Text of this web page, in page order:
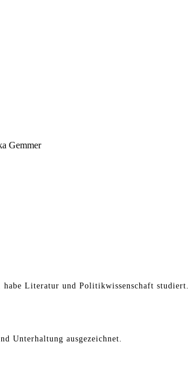
Gemmer
Literatur und Politikwissenschaft
Unterhaltung ausgezeichnet.